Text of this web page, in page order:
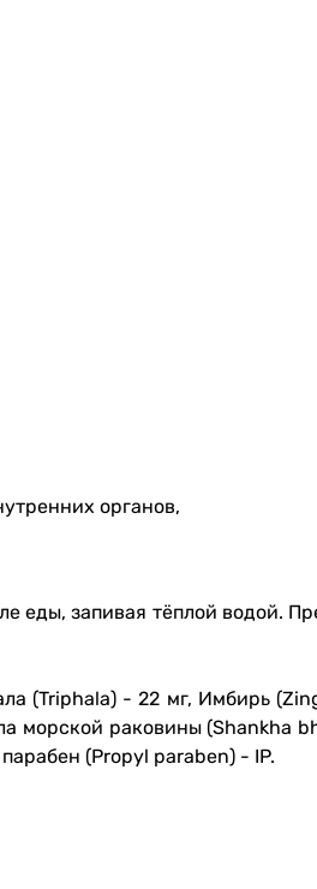
органов,
еды, запивая тёплой водой.
(Triphala) - 22 мг, Имбирь
морской раковины (Shankha
(Propyl paraben) - IP.